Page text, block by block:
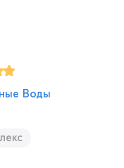
Воды